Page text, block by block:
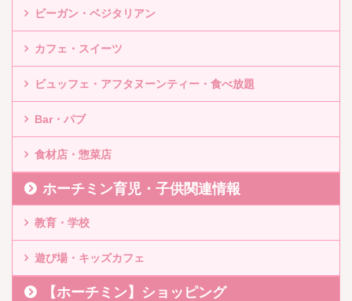
ビーガン・ベジタリアン
カフェ・スイーツ
ビュッフェ・アフタヌーンティー・食べ放題
Bar・パブ
食材店・惣菜店
ホーチミン育児・子供関連情報
教育・学校
遊び場・キッズカフェ
【ホーチミン】ショッピング